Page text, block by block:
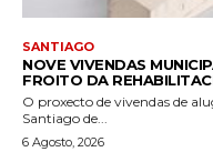
SANTIAGO
NOVE VIVENDAS
FROITO DA
O proxecto de vivendas de
Santiago de...
6 Agosto, 2026